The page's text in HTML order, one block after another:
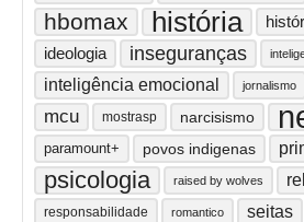
hbomax história
ideologia inseguranças
inteligência emocional jornalismo
mcu mostrasp narcisismo
paramount+ povos indigenas
psicologia raised by wolves
responsabilidade romantico seitas